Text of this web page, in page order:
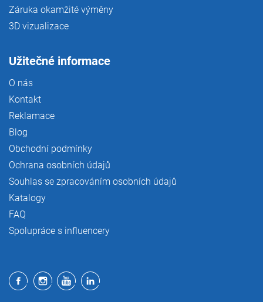
Záruka okamžité výměny
3D vizualizace
Užitečné informace
O nás
Kontakt
Reklamace
Blog
Obchodní podmínky
Ochrana osobních údajů
Souhlas se zpracováním osobních údajů
Katalogy
FAQ
Spolupráce s influencery